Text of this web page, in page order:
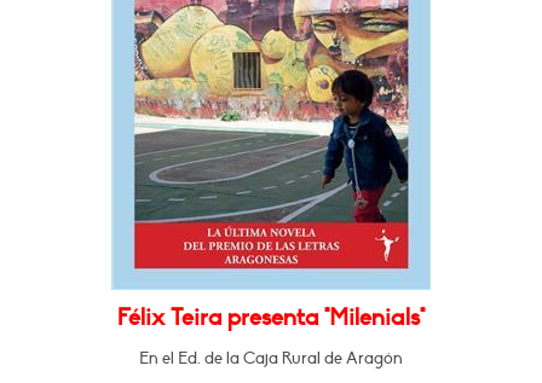
Félix Teira presenta "Milenials"
En el Ed. de la Caja Rural de Aragón